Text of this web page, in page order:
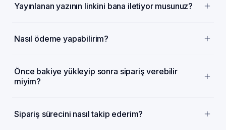
Yayınlanan yazının linkini bana iletiyor musunuz?
Nasıl ödeme yapabilirim?
Önce bakiye yükleyip sonra sipariş verebilir
miyim?
Sipariş sürecini nasıl takip ederim?